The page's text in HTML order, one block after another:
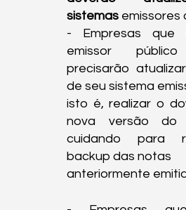
sistemas emissores
- Empresas que
emissor
precisarão
de seu sistema
isto é, realizar o
nova versão do
cuidando para
backup das notas
anteriormente